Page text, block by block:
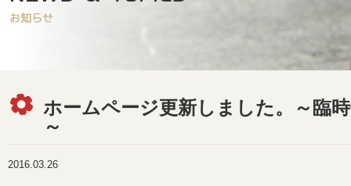
ホームページ更新しました。～臨
～
2016.03.26